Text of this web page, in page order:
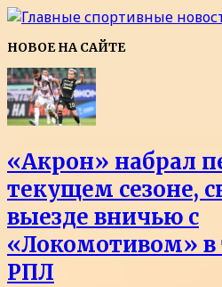
НОВОЕ НА САЙТЕ
«Акрон» набрал
текущем сезоне,
выезде вничью с
«Локомотивом» в
РПЛ